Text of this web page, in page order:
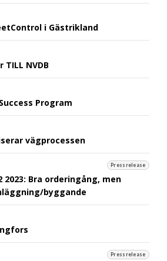
i Gästrikland
NVDB
Program
vägprocessen
Pressrelease
Bra orderingång, men
byggande
Pressrelease